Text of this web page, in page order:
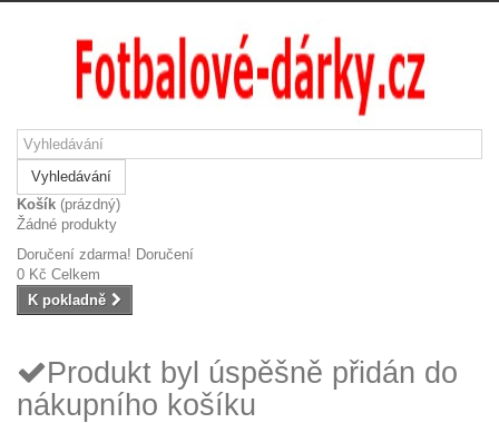
Vyhledávání
Košík (prázdný)
Žádné produkty
Doručení zdarma! Doručení
0 Kč Celkem
K pokladně
Produkt byl úspěšně přidán do
nákupního košíku